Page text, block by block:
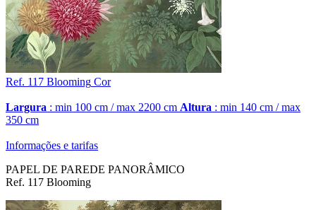
Ref. 117 Blooming Cor
Largura : min 100 cm / max 2200 cm Altura : min 140 cm / max
350 cm
Informações e tarifas
PAPEL DE PAREDE PANORÂMICO
Ref. 117 Blooming